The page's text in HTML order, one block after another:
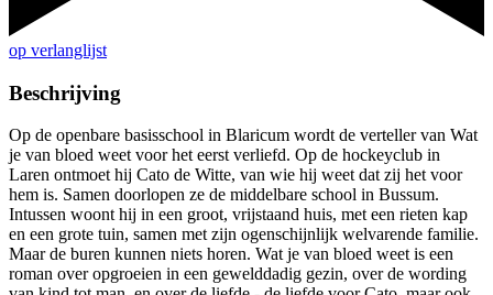
op verlanglijst
Beschrijving
Op de openbare basisschool in Blaricum wordt de verteller van Wat
je van bloed weet voor het eerst verliefd. Op de hockeyclub in
Laren ontmoet hij Cato de Witte, van wie hij weet dat zij het voor
hem is. Samen doorlopen ze de middelbare school in Bussum.
Intussen woont hij in een groot, vrijstaand huis, met een rieten kap
en een grote tuin, samen met zijn ogenschijnlijk welvarende familie.
Maar de buren kunnen niets horen. Wat je van bloed weet is een
roman over opgroeien in een gewelddadig gezin, over de wording